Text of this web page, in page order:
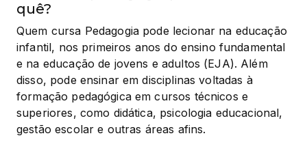
quê?
Quem cursa Pedagogia pode lecionar na educação
infantil, nos primeiros anos do ensino fundamental
e na educação de jovens e adultos (EJA). Além
disso, pode ensinar em disciplinas voltadas à
formação pedagógica em cursos técnicos e
superiores, como didática, psicologia educacional,
gestão escolar e outras áreas afins.